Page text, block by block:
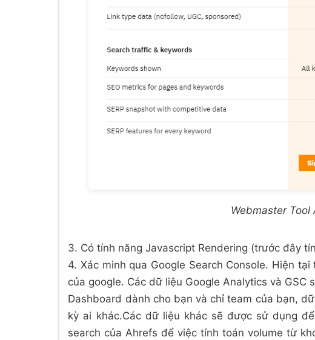
Webmaster Tool
3. Có tính năng Javascript Rendering (trước đây
4. Xác minh qua Google Search Console. Hiện
của google. Các dữ liệu Google Analytics và
Dashboard dành cho bạn và chỉ team của bạn,
kỳ ai khác.Các dữ liệu khác sẽ được sử dụng
search của Ahrefs để việc tính toán volume từ